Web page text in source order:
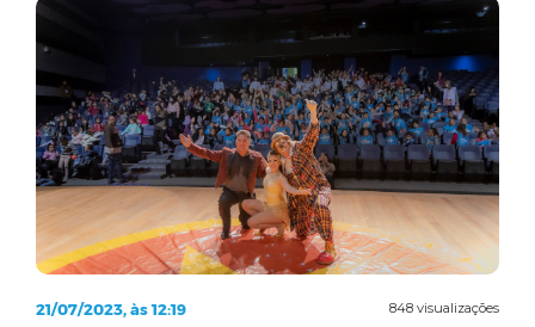
848 visualizações
21/07/2023, às 12:19